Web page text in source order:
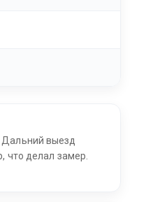
Дальний выезд
что делал замер.